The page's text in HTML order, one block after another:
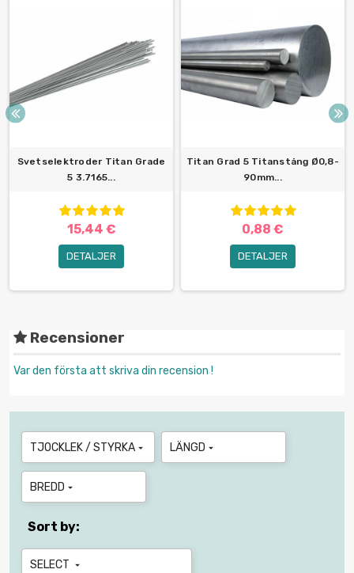
Svetselektroder Titan Grade
5 3.7165...
15,44 €
DETALJER
Titan Grad 5 Titanstång Ø0,8-
90mm...
0,88 €
DETALJER
Recensioner
Var den första att skriva din recension !
TJOCKLEK / STYRKA  LÄNGD 
BREDD 
Sort by:
SELECT 